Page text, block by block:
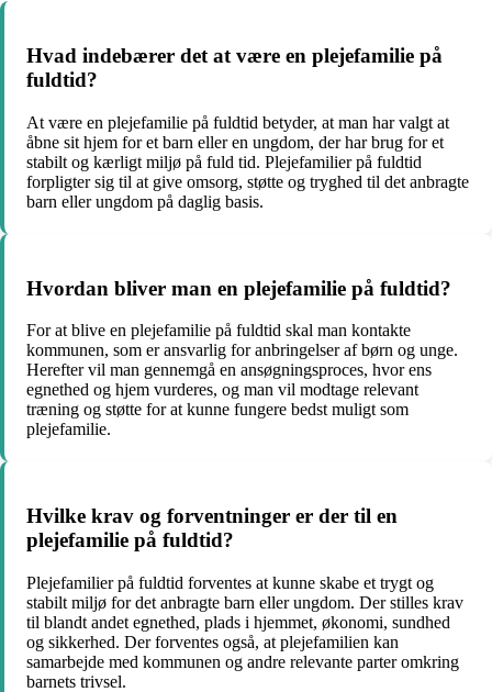
Hvad indebærer det at være en plejefamilie på
fuldtid?
At være en plejefamilie på fuldtid betyder, at man har valgt at
åbne sit hjem for et barn eller en ungdom, der har brug for et
stabilt og kærligt miljø på fuld tid. Plejefamilier på fuldtid
forpligter sig til at give omsorg, støtte og tryghed til det anbragte
barn eller ungdom på daglig basis.
Hvordan bliver man en plejefamilie på fuldtid?
For at blive en plejefamilie på fuldtid skal man kontakte
kommunen, som er ansvarlig for anbringelser af børn og unge.
Herefter vil man gennemgå en ansøgningsproces, hvor ens
egnethed og hjem vurderes, og man vil modtage relevant
træning og støtte for at kunne fungere bedst muligt som
plejefamilie.
Hvilke krav og forventninger er der til en
plejefamilie på fuldtid?
Plejefamilier på fuldtid forventes at kunne skabe et trygt og
stabilt miljø for det anbragte barn eller ungdom. Der stilles krav
til blandt andet egnethed, plads i hjemmet, økonomi, sundhed
og sikkerhed. Der forventes også, at plejefamilien kan
samarbejde med kommunen og andre relevante parter omkring
barnets trivsel.